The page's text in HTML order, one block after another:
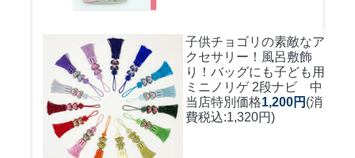
子供チョゴリの素敵なア
クセサリー！風呂敷飾
り！バッグにも子ども用
ミニノリゲ 2段ナビ 中
当店特別価格1,200円 (消
費税込:1,320円)